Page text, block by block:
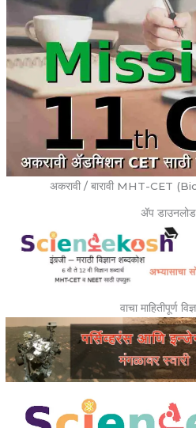
अकरावी / बारावी MHT-CET
ॲप
वाचा माहितीपूर्ण